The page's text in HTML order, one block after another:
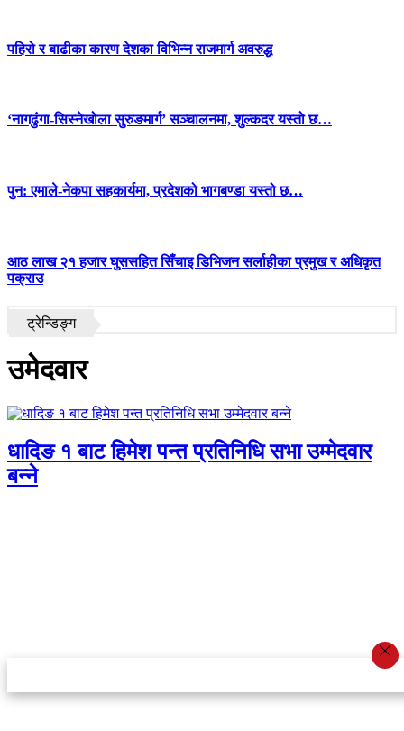
पहिरो र बाढीका कारण देशका विभिन्न राजमार्ग अवरुद्ध
‘नागढुंगा-सिस्नेखोला सुरुङमार्ग’ सञ्चालनमा, शुल्कदर यस्तो छ…
पुन: एमाले-नेकपा सहकार्यमा, प्रदेशको भागबण्डा यस्तो छ…
आठ लाख २१ हजार घुससहित सिँचाइ डिभिजन सर्लाहीका प्रमुख र अधिकृत
पक्राउ
ट्रेन्डिङ्ग
उमेदवार
धादिङ १ बाट हिमेश पन्त प्रतिनिधि सभा उम्मेदवार
बन्ने